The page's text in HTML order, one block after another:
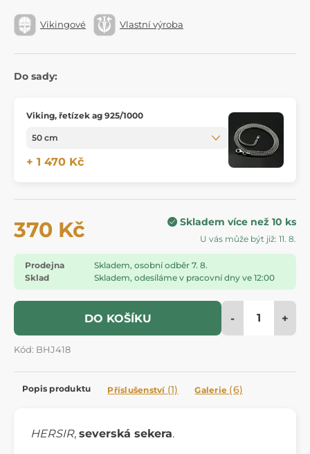
Vikingové Vlastní výroba
Do sady:
Viking, řetízek ag 925/1000
+ 1 470 Kč
370 Kč Skladem více než 10 ks
U vás může být již: 11. 8.
Prodejna
Skladem, osobní odběr 7. 8.
Sklad
Skladem, odesíláme v pracovní dny ve 12:00
DO KOŠÍKU - +
Kód: BHJ418
Popis produktu Příslušenství (1) Galerie (6)
HERSIR, severská sekera.